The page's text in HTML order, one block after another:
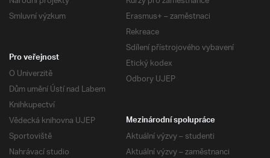
Smluvní výzkum
Erasmus+ – zaměstnaci
Rekreace
Sdílení přístrojového vybavení
Etický kodex
Odbory UJEP
Pro veřejnost
O Univerzitě
Dům umění Ústí nad Labem
Knihkupectví
Vědecká knihovna UJEP
Sportoviště
Nahrávací studio
Mezinárodní spolupráce
Aktuální výzvy – studenti
Aktuální výzvy – zaměstnanci